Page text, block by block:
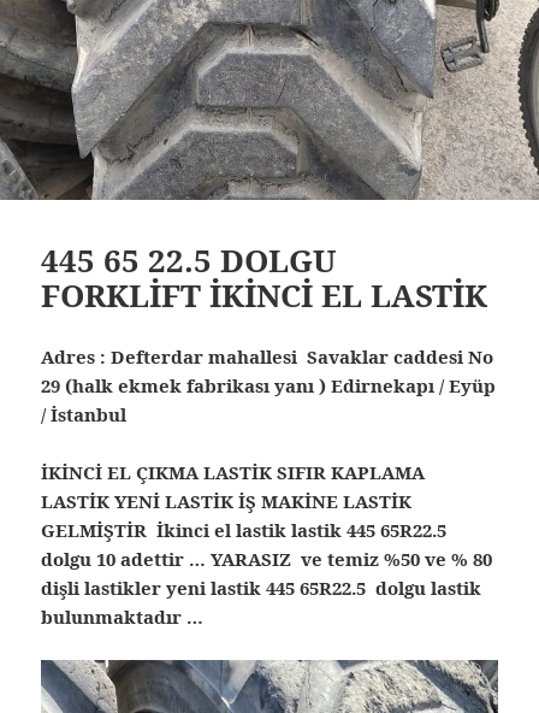
445 65 22.5 DOLGU
FORKLİFT İKİNCİ EL LASTİK
Adres : Defterdar mahallesi Savaklar caddesi No
29 (halk ekmek fabrikası yanı ) Edirnekapı / Eyüp
/ İstanbul
İKİNCİ EL ÇIKMA LASTİK SIFIR KAPLAMA
LASTİK YENİ LASTİK İŞ MAKİNE LASTİK
GELMİŞTİR İkinci el lastik lastik 445 65R22.5
dolgu 10 adettir … YARASIZ ve temiz %50 ve % 80
dişli lastikler yeni lastik 445 65R22.5 dolgu lastik
bulunmaktadır …